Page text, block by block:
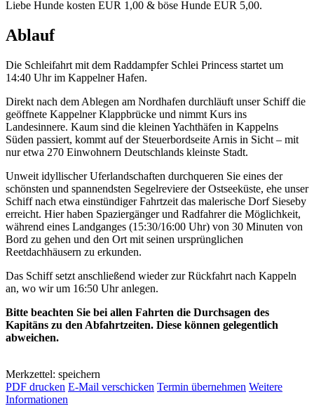
Liebe Hunde kosten EUR 1,00 & böse Hunde EUR 5,00.
Ablauf
Die Schleifahrt mit dem Raddampfer Schlei Princess startet um
14:40 Uhr im Kappelner Hafen.
Direkt nach dem Ablegen am Nordhafen durchläuft unser Schiff die
geöffnete Kappelner Klappbrücke und nimmt Kurs ins
Landesinnere. Kaum sind die kleinen Yachthäfen in Kappelns
Süden passiert, kommt auf der Steuerbordseite Arnis in Sicht – mit
nur etwa 270 Einwohnern Deutschlands kleinste Stadt.
Unweit idyllischer Uferlandschaften durchqueren Sie eines der
schönsten und spannendsten Segelreviere der Ostseeküste, ehe unser
Schiff nach etwa einstündiger Fahrtzeit das malerische Dorf Sieseby
erreicht. Hier haben Spaziergänger und Radfahrer die Möglichkeit,
während eines Landganges (15:30/16:00 Uhr) von 30 Minuten von
Bord zu gehen und den Ort mit seinen ursprünglichen
Reetdachhäusern zu erkunden.
Das Schiff setzt anschließend wieder zur Rückfahrt nach Kappeln
an, wo wir um 16:50 Uhr anlegen.
Bitte beachten Sie bei allen Fahrten die Durchsagen des
Kapitäns zu den Abfahrtzeiten. Diese können gelegentlich
abweichen.
Merkzettel: speichern
PDF drucken E-Mail verschicken Termin übernehmen Weitere
Informationen